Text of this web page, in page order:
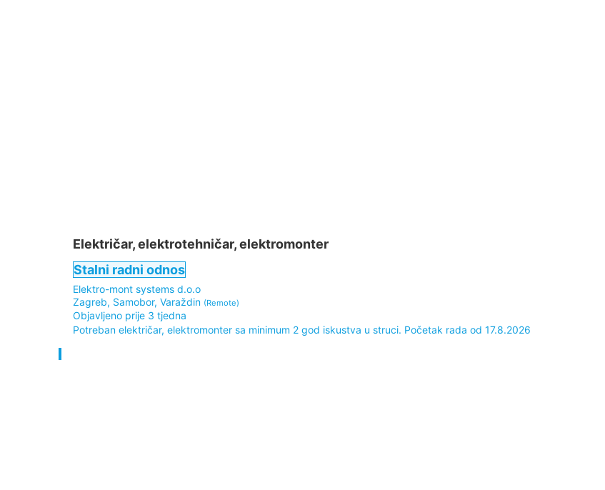
Električar, elektrotehničar, elektromonter
Stalni radni odnos
Elektro-mont systems d.o.o
Zagreb, Samobor, Varaždin (Remote)
Objavljeno prije 3 tjedna
Potreban električar, elektromonter sa minimum 2 god iskustva u struci. Početak rada od 17.8.2026